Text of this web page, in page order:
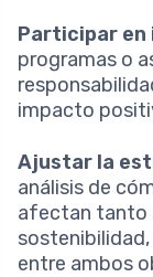
Participar
programas o
impacto
Ajustar la
análisis de
afectan tanto
entre ambos